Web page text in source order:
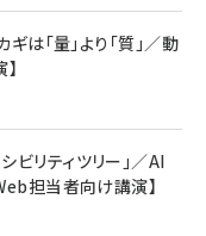
めた株式投資
ールのデザイン
ィブノイズキャンセリ
ドナイトブラック)
ル 350ml 缶 24本 ビー
切! 黒ラベルビヤセラー
は「量」より「質」／動
ビリティツリー」／AI
担当者向け講演】